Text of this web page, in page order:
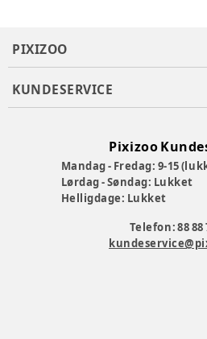
PIXIZOO
KUNDESERVICE
Pixizoo
Mandag - Fredag: 9-15
Lørdag - Søndag: Lukket
Helligdage: Lukket
Telefon: 88 88